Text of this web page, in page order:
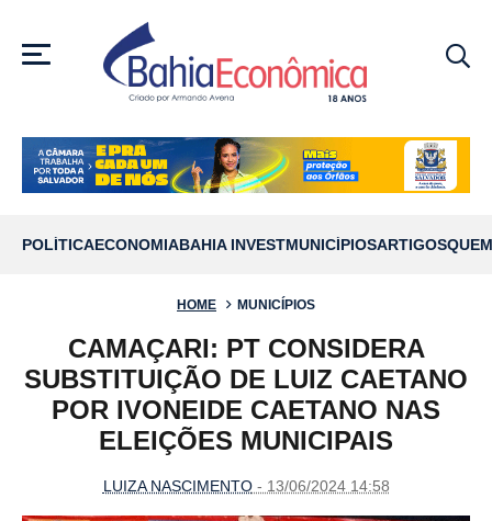
MENU
POLÍTICAECONOMIABAHIA INVESTMUNICÍPIOSARTIGOS
HOME MUNICÍPIOS
CAMAÇARI: PT CONSIDERA
SUBSTITUIÇÃO DE LUIZ CAETANO
POR IVONEIDE CAETANO NAS
ELEIÇÕES MUNICIPAIS
LUIZA NASCIMENTO- 13/06/2024 14:58